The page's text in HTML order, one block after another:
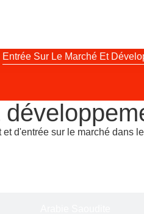
Entrée Sur Le Marché Et
d'entrée sur le marché